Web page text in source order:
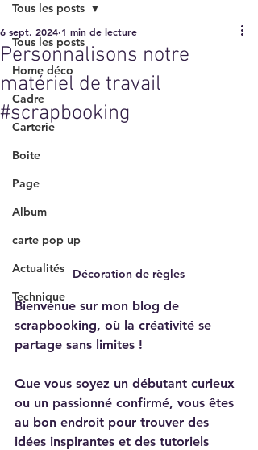
Tous les posts
Home déco
Cadre
Carterie
Boite
Page
Album
carte pop up
Actualités
Technique
Tous les posts
Personnalisons notre
matériel de travail
#scrapbooking
6 sept. 2024 1 min de lecture
Décoration de règles
Bienvenue sur mon blog de
scrapbooking, où la créativité se
partage sans limites !
Que vous soyez un débutant curieux
ou un passionné confirmé, vous êtes
au bon endroit pour trouver des
idées inspirantes et des tutoriels